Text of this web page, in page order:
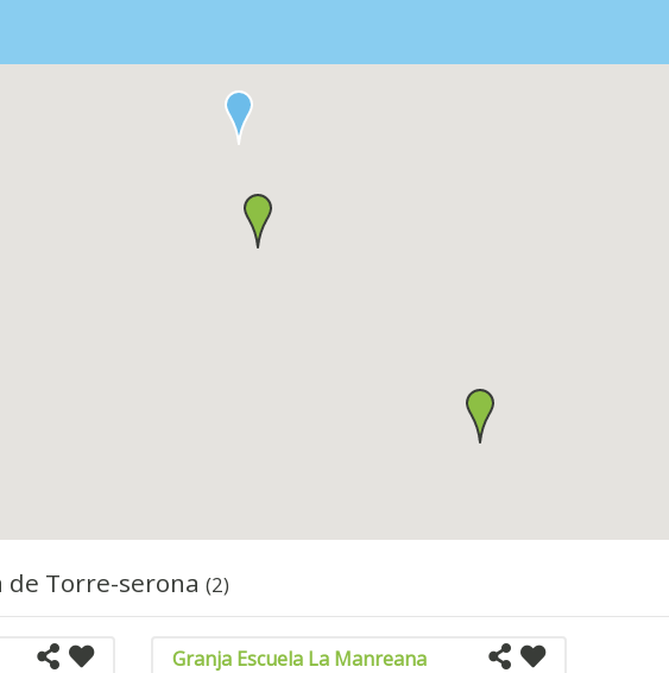
de Torre-serona (2)
Granja Escuela La Manreana